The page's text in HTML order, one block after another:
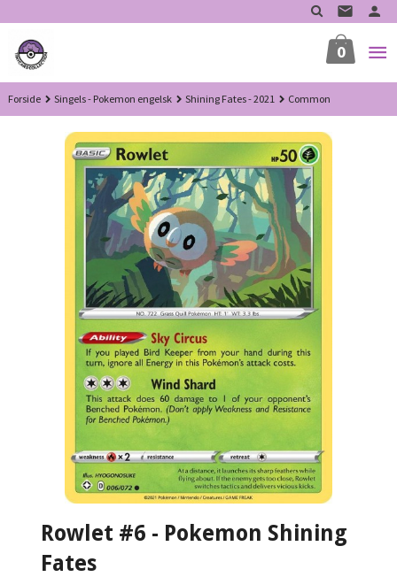
til
innholdet
0
Forside Singels - Pokemon engelsk Shining Fates - 2021 Common
Rowlet #6 - Pokemon Shining
Fates